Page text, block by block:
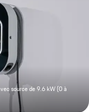
source de 9.6 kW (0 à